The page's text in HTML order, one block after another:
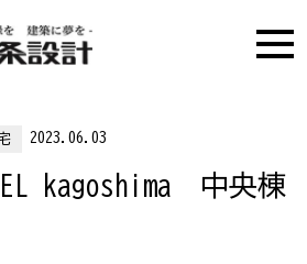
2023.06.03
kagoshima 中央棟